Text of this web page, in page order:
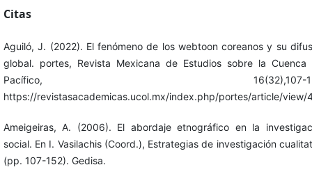
Citas
Aguiló, J. (2022). El fenómeno de los webtoon coreanos y su
global. portes, Revista Mexicana de Estudios sobre la Cuenca
Pacífico, 16(32),107-
https://revistasacademicas.ucol.mx/index.php/portes/article/view/
Ameigeiras, A. (2006). El abordaje etnográfico en la
social. En I. Vasilachis (Coord.), Estrategias de investigación
(pp. 107-152). Gedisa.